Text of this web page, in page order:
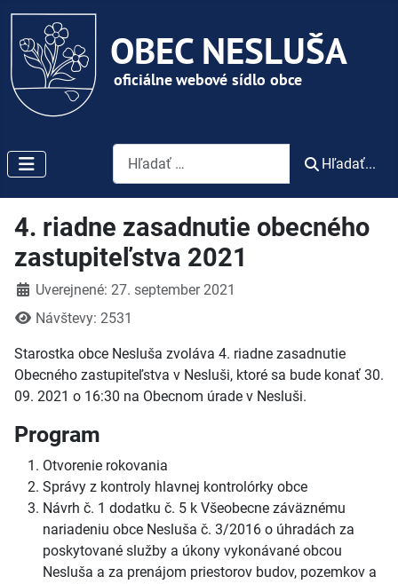
Vyhľadávanie
Hľadať...
4. riadne zasadnutie obecného
zastupiteľstva 2021
DetailyUverejnené: 27. september 2021
Návštevy: 2531
Starostka obce Nesluša zvoláva 4. riadne zasadnutie
Obecného zastupiteľstva v Nesluši, ktoré sa bude konať 30.
09. 2021 o 16:30 na Obecnom úrade v Nesluši.
Program
Otvorenie rokovania
Správy z kontroly hlavnej kontrolórky obce
Návrh č. 1 dodatku č. 5 k Všeobecne záväznému
nariadeniu obce Nesluša č. 3/2016 o úhradách za
poskytované služby a úkony vykonávané obcou
Nesluša a za prenájom priestorov budov, pozemkov a